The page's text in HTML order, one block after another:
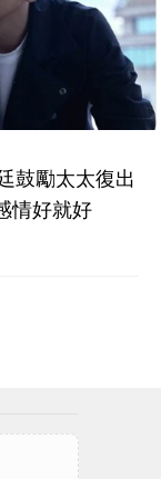
鼓勵太太復出
情好就好